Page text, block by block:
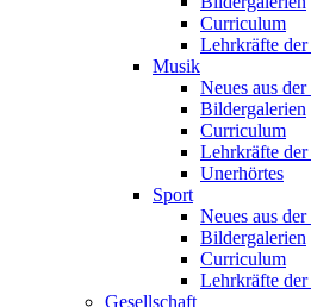
Curriculum
Lehrkräfte der
Musik
Neues aus
Bildergalerien
Curriculum
Lehrkräfte der
Unerhörtes
Sport
Neues aus
Bildergalerien
Curriculum
Lehrkräfte der
Gesellschaft